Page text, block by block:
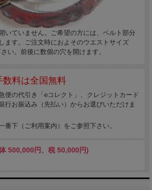
いていません。ご希望の方には、ベルト部分
ます。ご注文時におよそのウエストサイズ
い。前後に数個の穴を開けます。
料は全国無料
便の代引き「eコレクト」、クレジットカード
行お振込み（先払い）からお選びいただけま
番下（ご利用案内）をご参照下さい。
500,000円、税 50,000円)